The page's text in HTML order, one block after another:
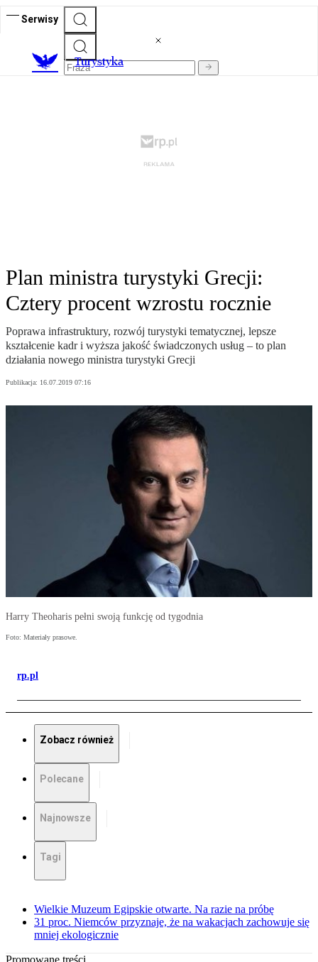
Serwisy
Turystyka
Plan ministra turystyki Grecji:
Cztery procent wzrostu rocznie
Poprawa infrastruktury, rozwój turystyki tematycznej, lepsze
kształcenie kadr i wyższa jakość świadczonych usług – to plan
działania nowego ministra turystyki Grecji
Publikacja: 16.07.2019 07:16
Harry Theoharis pełni swoją funkcję od tygodnia
Foto: Materiały prasowe.
rp.pl
Zobacz również
Polecane
Najnowsze
Tagi
Wielkie Muzeum Egipskie otwarte. Na razie na próbę
31 proc. Niemców przyznaje, że na wakacjach zachowuje się
mniej ekologicznie
Promowane treści